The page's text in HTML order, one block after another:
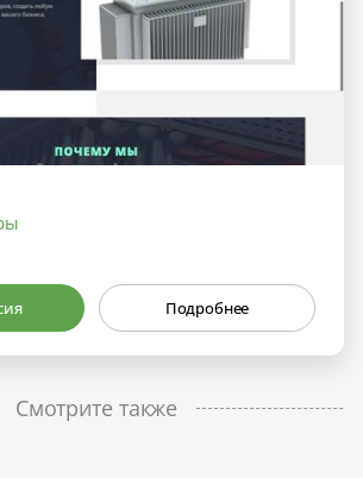
Подробнее
Смотрите также